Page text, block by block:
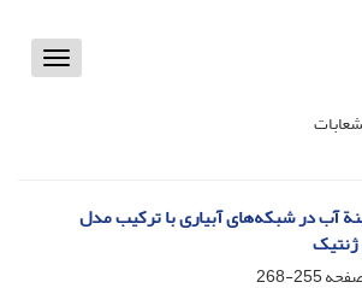
Toggle
آب در شبکه‌های آبیاری با ترکیب مدل
255-268